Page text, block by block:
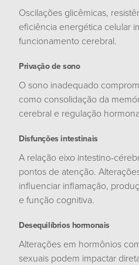
Oscilações glicêmicas,
eficiência energética celular
funcionamento cerebral.
Privação de sono
O sono inadequado
como consolidação da
cerebral e regulação
Disfunções intestinais
A relação eixo intestino-
pontos de atenção.
influenciar inflamação,
e função cognitiva.
Desequilíbrios hormonais
Alterações em hormônios
sexuais podem impactar